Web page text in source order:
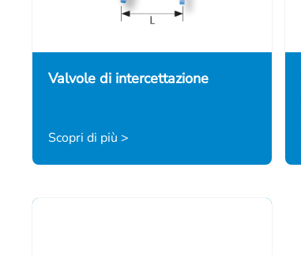
Valvole di intercettazione
Scopri di più >